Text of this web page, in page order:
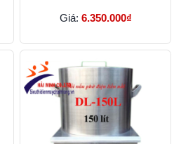
Giá: 6.350.000₫